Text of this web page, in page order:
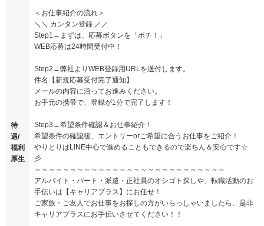
待
遇/
福利
厚生
＜お仕事紹介の流れ＞
＼＼ カンタン登録 ／／
Step1→まずは、応募ボタンを「ポチ！」
WEB応募は24時間受付中！
Step2→弊社よりWEB登録用URLを送付します。
件名【新規応募受付完了通知】
メールの内容に沿ってお進みください。
お手元の携帯で、登録が1分で完了します！
Step3→希望条件確認＆お仕事紹介！
希望条件の確認後、エントリーorご希望に合うお仕事をご紹介！
やりとりはLINE中心で進めることもできるので楽ちん＆安心です☆
彡
～～～～～～～～～～～～～～～～～～～～～～～～～～～
アルバイト・パート・派遣・正社員のオシゴト探しや、転職活動のお
手伝いは【キャリアプラス】にお任せ！
ご家族・ご友人でお仕事をお探しの方がいらっしゃいましたら、是非
キャリアプラスにお手伝いさせてください！！